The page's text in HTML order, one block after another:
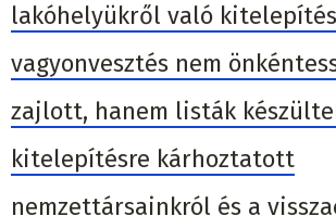
lakóhelyükről való
vagyonvesztés nem
zajlott, hanem listák
kitelepítésre kárhoztatott
nemzettársainkról és a